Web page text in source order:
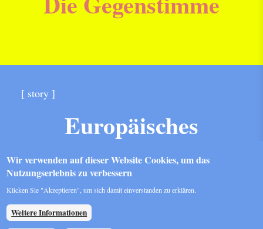
[ story ]
Europäisches
Parlament
S Home Datenschutz
Wir verwenden auf dieser Website Cookies, um das
Nutzungserlebnis zu verbessern
Klicken Sie "Akzeptieren", um sich damit einverstanden zu erklären.
Weitere Informationen